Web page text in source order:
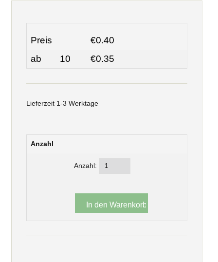
Preis
€0.40
ab
10 €0.35
Lieferzeit 1-3 Werktage
Anzahl
Anzahl: